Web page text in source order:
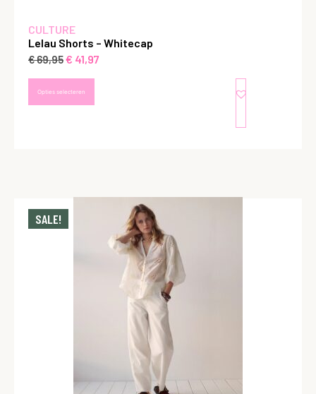
CULTURE
Lelau Shorts – Whitecap
€69,95€ 41,97
Opties selecteren
SALE!